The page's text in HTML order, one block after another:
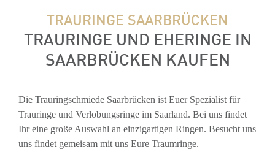
TRAURINGE SAARBRÜCKEN
TRAURINGE UND EHERINGE IN
SAARBRÜCKEN KAUFEN
Die Trauringschmiede Saarbrücken ist Euer Spezialist für
Trauringe und Verlobungsringe im Saarland. Bei uns findet
Ihr eine große Auswahl an einzigartigen Ringen. Besucht uns
uns findet gemeisam mit uns Eure Traumringe.